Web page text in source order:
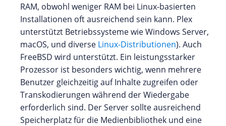
RAM, obwohl weniger RAM bei Linux-basierten
Installationen oft ausreichend sein kann. Plex
unterstützt Betriebssysteme wie Windows Server,
macOS, und diverse Linux-Distributionen). Auch
FreeBSD wird unterstützt. Ein leistungsstarker
Prozessor ist besonders wichtig, wenn mehrere
Benutzer gleichzeitig auf Inhalte zugreifen oder
Transkodierungen während der Wiedergabe
erforderlich sind. Der Server sollte ausreichend
Speicherplatz für die Medienbibliothek und eine